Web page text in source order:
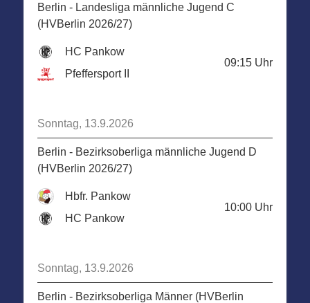
Berlin - Landesliga männliche Jugend C
(HVBerlin 2026/27)
HC Pankow
Pfeffersport II
09:15 Uhr
Sonntag, 13.9.2026
Berlin - Bezirksoberliga männliche Jugend D
(HVBerlin 2026/27)
Hbfr. Pankow
HC Pankow
10:00 Uhr
Sonntag, 13.9.2026
Berlin - Bezirksoberliga Männer (HVBerlin